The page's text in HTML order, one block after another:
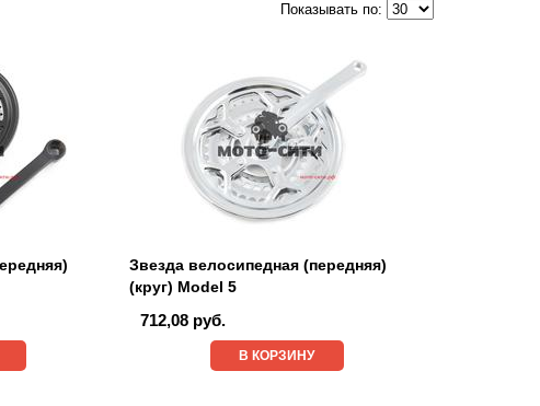
Показывать по:
Звезда велосипедная (передняя)
(круг) Model 5
712,08 руб.
В КОРЗИНУ